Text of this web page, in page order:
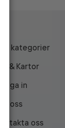
Alla kategorier
API & Kartor
Logga in
Om oss
Kontakta oss